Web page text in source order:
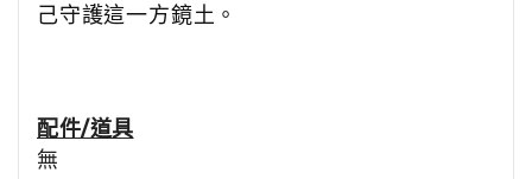
己守護這一方鏡土。
配件/道具
無